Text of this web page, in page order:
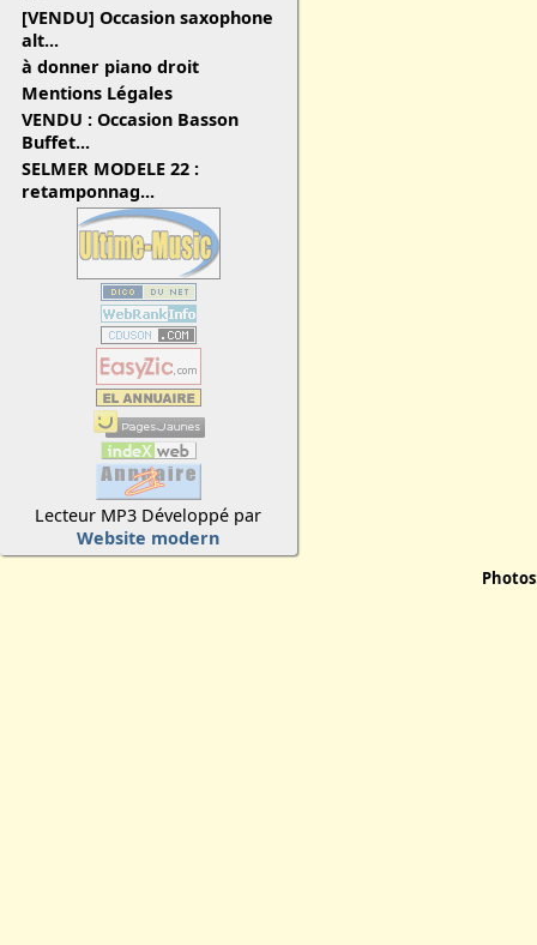
[VENDU] Occasion saxophone
alt...
à donner piano droit
Mentions Légales
VENDU : Occasion Basson
Buffet...
SELMER MODELE 22 :
retamponnag...
Lecteur MP3 Développé par
Website modern